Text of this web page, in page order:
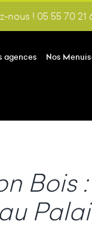
nous ! 05 55 70 21
agences Nos
Bois :